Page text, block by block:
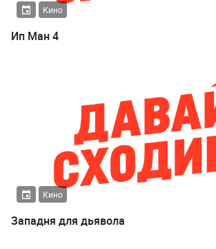
Кино
Ип Ман 4
Кино
Западня для дьявола